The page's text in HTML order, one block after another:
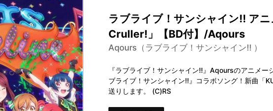
ラブライブ！サンシャイン!! ア
Cruller!」【BD付】/Aqours
Aqours（ラブライブ！サンシャイン!! ）
『ラブライブ！サンシャイン!!』Aqoursのアニメ
ブライブ！サンシャイン!!』コラボソング！新曲「
送りします。 (C)RS